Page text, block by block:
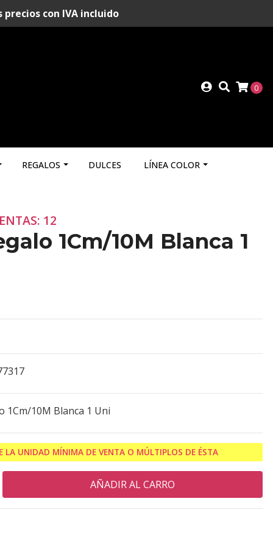
precios con IVA incluido
0
REGALOS DULCES LÍNEA COLOR
12
1Cm/10M Blanca 1
1Cm/10M Blanca 1 Uni
LA UNIDAD MÍNIMA DE VENTA O MÚLTIPLOS DE ÉSTA